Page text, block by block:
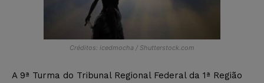
Créditos: icedmocha / Shutterstock.com
A 9ª Turma do Tribunal Regional Federal da 1ª Região